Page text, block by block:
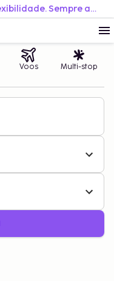
Reserve facilmente. Viaje com flexibilidade. Sempre ao melhor preço.
Voos Multi-stop